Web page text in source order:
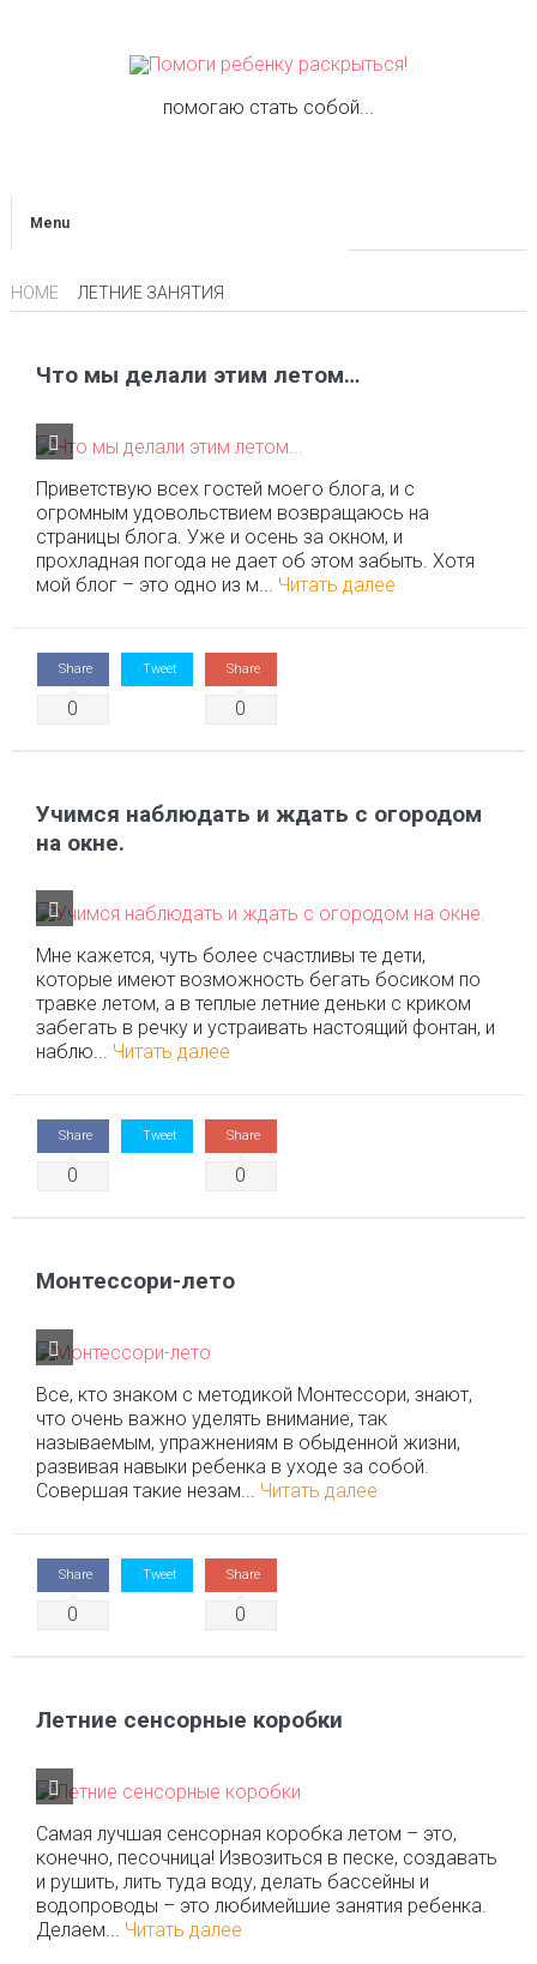
помогаю стать собой...
Menu
HOME ЛЕТНИЕ ЗАНЯТИЯ
Что мы делали этим летом…
Приветствую всех гостей моего блога, и с
огромным удовольствием возвращаюсь на
страницы блога. Уже и осень за окном, и
прохладная погода не дает об этом забыть. Хотя
мой блог – это одно из м... Читать далее
Share
0
Tweet Share
0
Учимся наблюдать и ждать с огородом
на окне.
Мне кажется, чуть более счастливы те дети,
которые имеют возможность бегать босиком по
травке летом, а в теплые летние деньки с криком
забегать в речку и устраивать настоящий фонтан, и
наблю... Читать далее
Share
0
Tweet Share
0
Монтессори-лето
Все, кто знаком с методикой Монтессори, знают,
что очень важно уделять внимание, так
называемым, упражнениям в обыденной жизни,
развивая навыки ребенка в уходе за собой.
Совершая такие незам... Читать далее
Share
0
Tweet Share
0
Летние сенсорные коробки
Самая лучшая сенсорная коробка летом – это,
конечно, песочница! Извозиться в песке, создавать
и рушить, лить туда воду, делать бассейны и
водопроводы – это любимейшие занятия ребенка.
Делаем... Читать далее